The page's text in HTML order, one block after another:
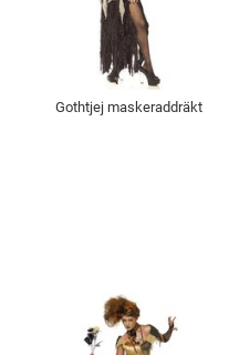
Gothtjej maskeraddräkt